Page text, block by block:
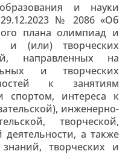
и науки
№ 2086 «Об
плана олимпиад и
и (или) творческих
направленных на
и творческих
к занятиям
спортом, интереса к
инженерно-
творческой,
деятельности, а также
творческих и